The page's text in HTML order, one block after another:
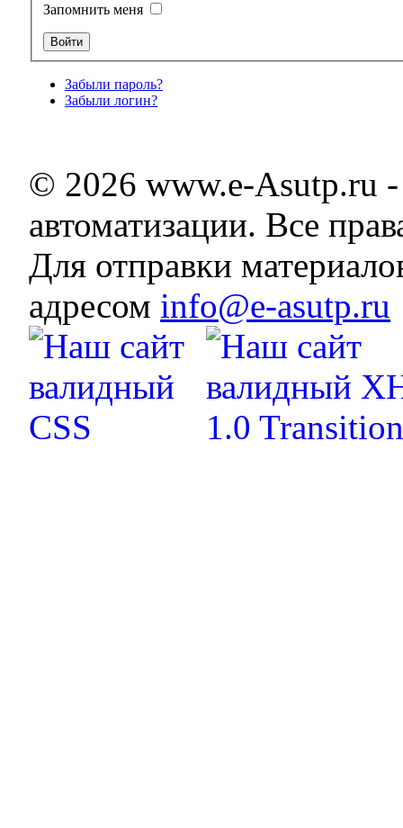
Запомнить меня
Забыли пароль?
Забыли логин?
© 2026 www.e-Asutp.ru
автоматизации. Все
Для отправки
адресом info@e-asutp.ru